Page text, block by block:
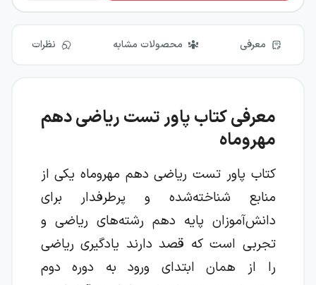
معرفی محصولات مشابه نظرات
معرفی کتاب پاور تست ریاضی دهم
مهروماه
کتاب پاور تست ریاضی دهم مهروماه یکی از
منابع شناخته‌شده و پرطرفدار برای
دانش‌آموزان پایه دهم رشته‌های ریاضی و
تجربی است که قصد دارند یادگیری ریاضی
را از همان ابتدای ورود به دوره دوم